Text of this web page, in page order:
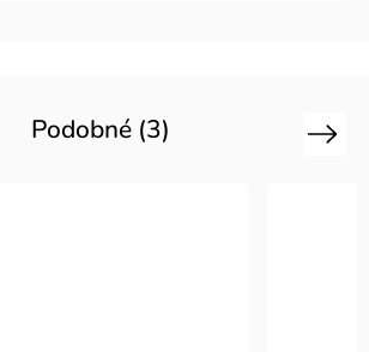
Podobné (3) Next